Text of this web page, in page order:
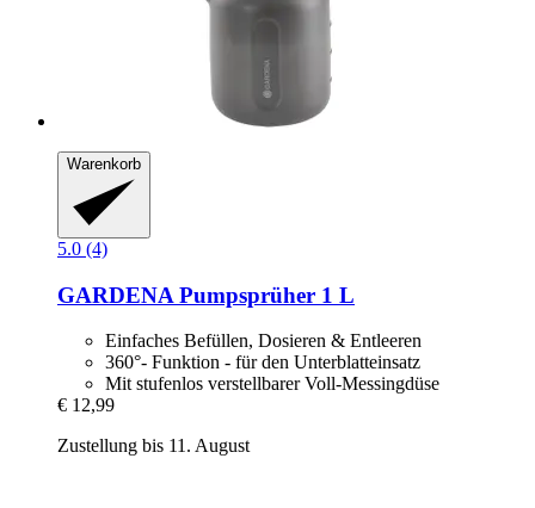
Warenkorb
5.0 (4)
GARDENA Pumpsprüher 1 L
Einfaches Befüllen, Dosieren & Entleeren
360°- Funktion - für den Unterblatteinsatz
Mit stufenlos verstellbarer Voll-Messingdüse
€ 12,99
Zustellung bis 11. August